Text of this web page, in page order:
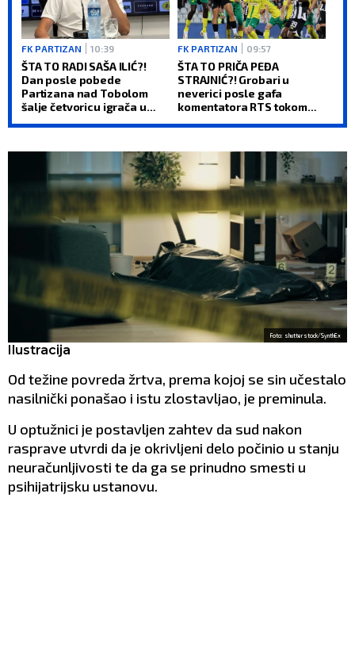
FK PARTIZAN 10:39
ŠTA TO RADI SAŠA ILIĆ?!
Dan posle pobede
Partizana nad Tobolom
šalje četvoricu igrača u
FK PARTIZAN 09:57
ŠTA TO PRIČA PEĐA
STRAJNIĆ?! Grobari u
neverici posle gafa
komentatora RTS tokom
Foto: shutterstock/SynthEx
Ilustracija
Od težine povreda žrtva, prema kojoj se sin učestalo
nasilnički ponašao i istu zlostavljao, je preminula.
U optužnici je postavljen zahtev da sud nakon
rasprave utvrdi da je okrivljeni delo počinio u stanju
neuračunljivosti te da ga se prinudno smesti u
psihijatrijsku ustanovu.